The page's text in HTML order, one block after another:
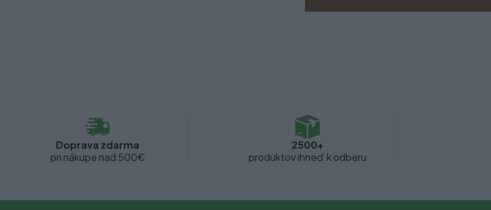
Doprava zdarma
pri nákupe nad 500€
2500+
produktov ihneď k odberu